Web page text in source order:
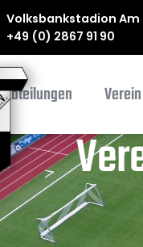
Volksbankstadion Am
+49 (0) 2867 91 90
Abteilungen Verein